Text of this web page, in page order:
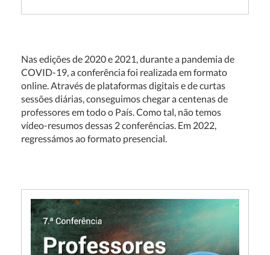
Nas edições de 2020 e 2021, durante a pandemia de
COVID-19, a conferência foi realizada em formato
online. Através de plataformas digitais e de curtas
sessões diárias, conseguimos chegar a centenas de
professores em todo o País. Como tal, não temos
vídeo-resumos dessas 2 conferências. Em 2022,
regressámos ao formato presencial.